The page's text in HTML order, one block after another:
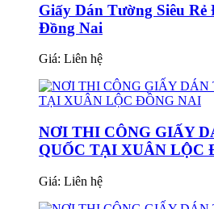
Giấy Dán Tường Siêu
Đồng Nai
Giá: Liên hệ
NƠI THI CÔNG GIẤY
QUỐC TẠI XUÂN LỘC
Giá: Liên hệ